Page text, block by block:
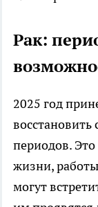
Рак:
2025 год
периодов.
жизни,
могут